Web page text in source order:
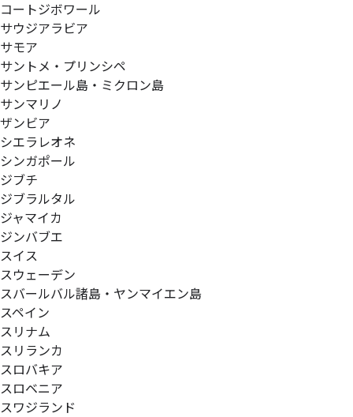
コートジボワール
サウジアラビア
サモア
サントメ・プリンシペ
サンピエール島・ミクロン島
サンマリノ
ザンビア
シエラレオネ
シンガポール
ジブチ
ジブラルタル
ジャマイカ
ジンバブエ
スイス
スウェーデン
スバールバル諸島・ヤンマイエン島
スペイン
スリナム
スリランカ
スロバキア
スロベニア
スワジランド